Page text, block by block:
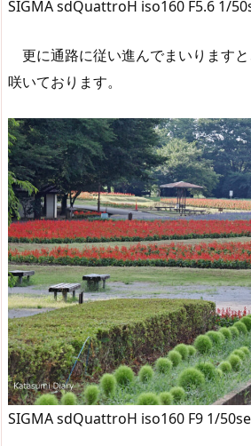
SIGMA sdQuattroH iso160 F5.6 1/
更に通路に従い進んでまいります
咲いております。
SIGMA sdQuattroH iso160 F9 1/